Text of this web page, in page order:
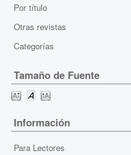
Por título
Otras revistas
Categorías
Tamaño de Fuente
Información
Para Lectores